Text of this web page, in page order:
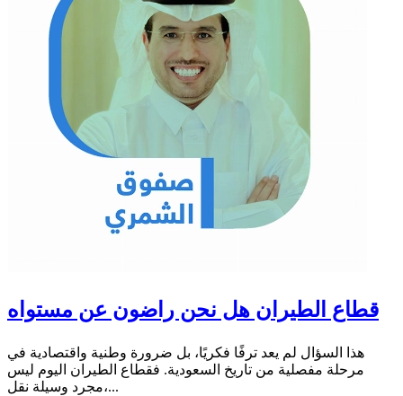
قطاع الطيران هل نحن راضون عن مستواه
هذا السؤال لم يعد ترفًا فكريًا، بل ضرورة وطنية واقتصادية في
مرحلة مفصلية من تاريخ السعودية. فقطاع الطيران اليوم ليس
مجرد وسيلة نقل،...